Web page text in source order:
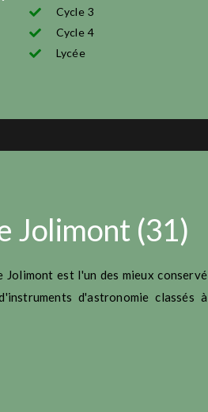
Cycle 3
Cycle 4
Lycée
Jolimont (31)
Jolimont est l'un des mieux conservé
d'astronomie classés à